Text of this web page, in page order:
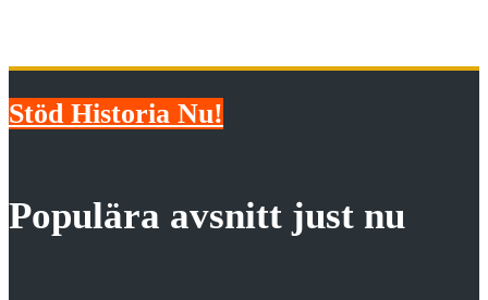
Stöd Historia Nu!
Populära avsnitt just nu